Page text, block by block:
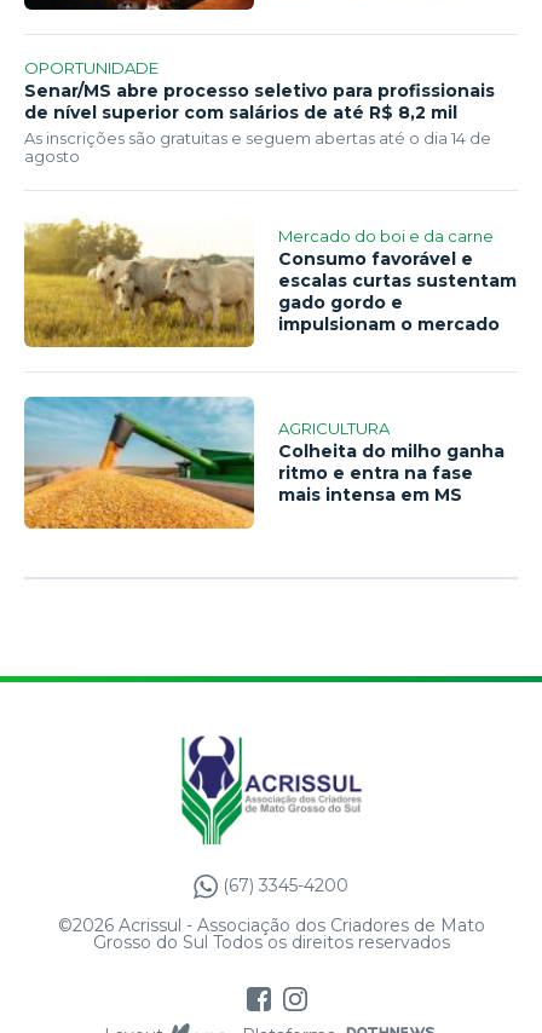
OPORTUNIDADE
Senar/MS abre processo seletivo para profissionais
de nível superior com salários de até R$ 8,2 mil
As inscrições são gratuitas e seguem abertas até o dia 14 de
agosto
Mercado do boi e da carne
Consumo favorável e
escalas curtas sustentam
gado gordo e
impulsionam o mercado
AGRICULTURA
Colheita do milho ganha
ritmo e entra na fase
mais intensa em MS
(67) 3345-4200
©2026 Acrissul - Associação dos Criadores de Mato
Grosso do Sul Todos os direitos reservados